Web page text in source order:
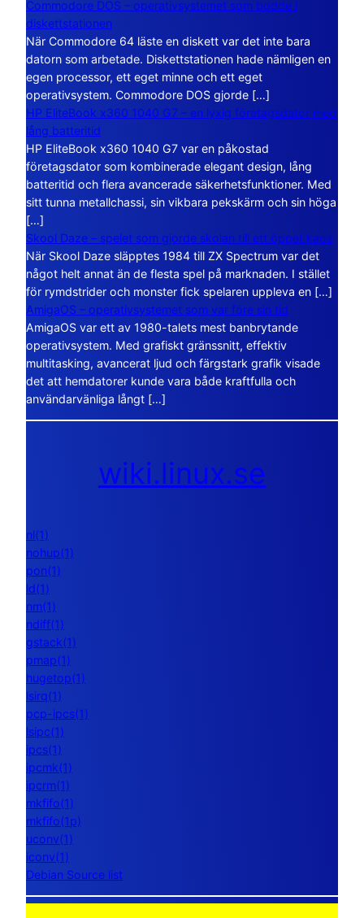
Commodore DOS – operativsystemet som bodde i
diskettstationen
När Commodore 64 läste en diskett var det inte bara
datorn som arbetade. Diskettstationen hade nämligen en
egen processor, ett eget minne och ett eget
operativsystem. Commodore DOS gjorde […]
HP EliteBook x360 1040 G7 – en lyxig företagsdator med
lång batteritid
HP EliteBook x360 1040 G7 var en påkostad
företagsdator som kombinerade elegant design, lång
batteritid och flera avancerade säkerhetsfunktioner. Med
sitt tunna metallchassi, sin vikbara pekskärm och sin höga
[…]
Skool Daze – spelet som gjorde skolan till ett öppet kaos
När Skool Daze släpptes 1984 till ZX Spectrum var det
något helt annat än de flesta spel på marknaden. I stället
för rymdstrider och monster fick spelaren uppleva en […]
AmigaOS – operativsystemet som var före sin tid
AmigaOS var ett av 1980-talets mest banbrytande
operativsystem. Med grafiskt gränssnitt, effektiv
multitasking, avancerat ljud och färgstark grafik visade
det att hemdatorer kunde vara både kraftfulla och
användarvänliga långt […]
wiki.linux.se
nl(1)
nohup(1)
pon(1)
ld(1)
nm(1)
ndiff(1)
gstack(1)
pmap(1)
hugetop(1)
lsirq(1)
pcp-ipcs(1)
lsipc(1)
ipcs(1)
ipcmk(1)
ipcrm(1)
mkfifo(1)
mkfifo(1p)
uconv(1)
iconv(1)
Debian Source list